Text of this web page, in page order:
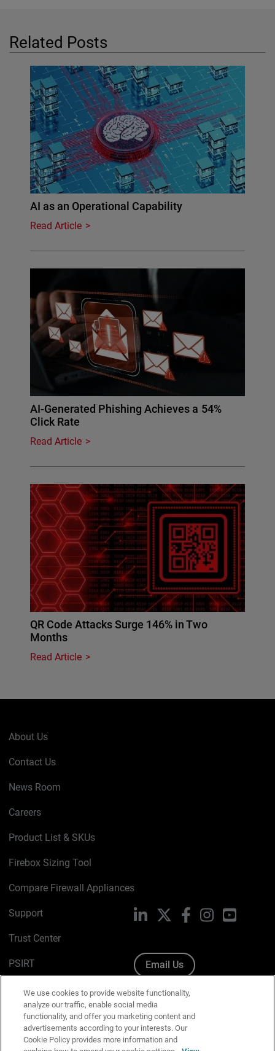
Related Posts
AI as an Operational Capability
Read Article
AI-Generated Phishing Achieves a 54%
Click Rate
Read Article
QR Code Attacks Surge 146% in Two
Months
Read Article
About Us
Contact Us
News Room
Careers
Product List & SKUs
Firebox Sizing Tool
Compare Firewall Appliances
Support
Trust Center
PSIRT
Cookie Policy
Privacy Policy
Media & Brand Kit
LinkedIn FacebookInstagramYouTube
Email Us
We use cookies to provide website functionality,
analyze our traffic, enable social media
functionality, and offer you marketing content and
advertisements according to your interests. Our
Cookie Policy provides more information and